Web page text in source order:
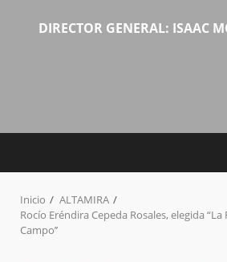
DIRECTOR GENERAL: ISAAC
Inicio
ALTAMIRA
Rocío Eréndira Cepeda Rosales, elegida
Campo’’